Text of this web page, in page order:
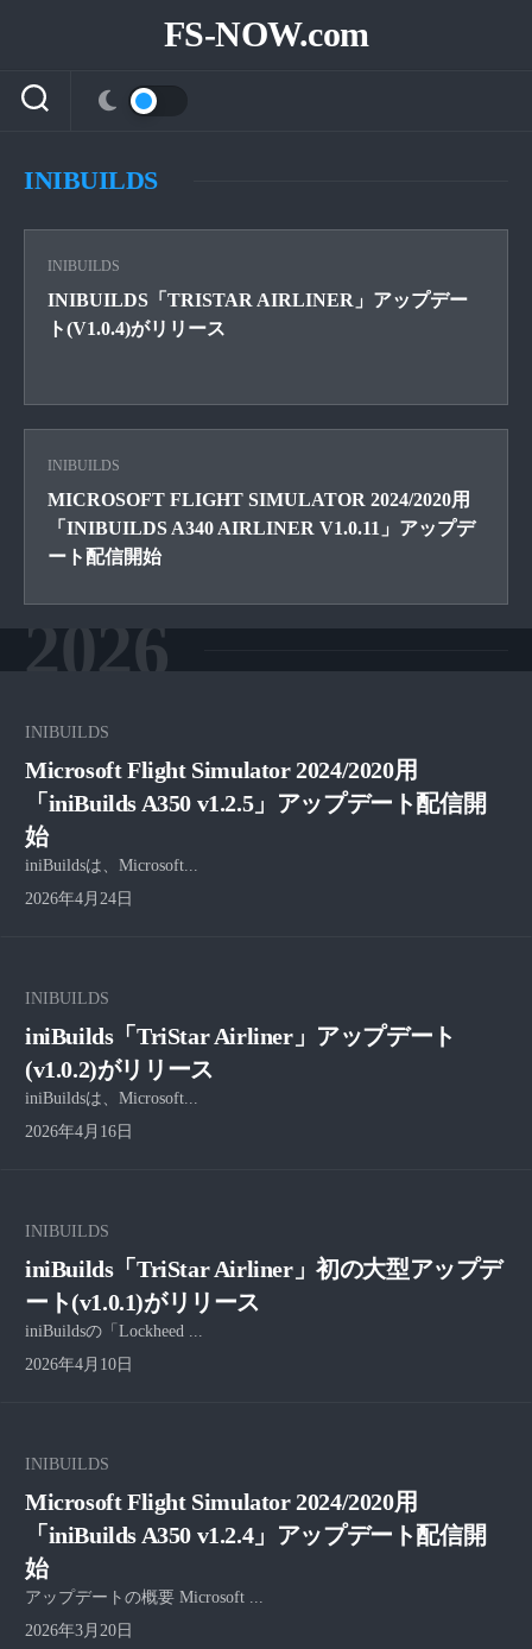
FS-NOW.com
INIBUILDS
INIBUILDS
INIBUILDS「TRISTAR AIRLINER」アップデー
ト(V1.0.4)がリリース
INIBUILDS
MICROSOFT FLIGHT SIMULATOR 2024/2020用
「INIBUILDS A340 AIRLINER V1.0.11」アップデ
ート配信開始
2026
INIBUILDS
Microsoft Flight Simulator 2024/2020用
「iniBuilds A350 v1.2.5」アップデート配信開
始
iniBuildsは、Microsoft...
2026年4月24日
INIBUILDS
iniBuilds「TriStar Airliner」アップデート
(v1.0.2)がリリース
iniBuildsは、Microsoft...
2026年4月16日
INIBUILDS
iniBuilds「TriStar Airliner」初の大型アップデ
ート(v1.0.1)がリリース
iniBuildsの「Lockheed ...
2026年4月10日
INIBUILDS
Microsoft Flight Simulator 2024/2020用
「iniBuilds A350 v1.2.4」アップデート配信開
始
アップデートの概要 Microsoft ...
2026年3月20日